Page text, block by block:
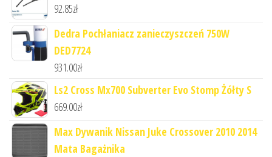
92.85zł
Dedra Pochłaniacz zanieczyszczeń 750W
DED7724
931.00zł
Ls2 Cross Mx700 Subverter Evo Stomp Żółty S
669.00zł
Max Dywanik Nissan Juke Crossover 2010 2014
Mata Bagażnika